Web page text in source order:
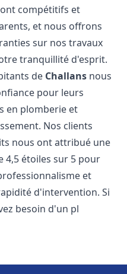
compétitifs et
et nous offrons
sur nos travaux
tranquillité d'esprit.
de Challans nous
pour leurs
en plomberie et
Nos clients
nous ont attribué une
4,5 étoiles sur 5 pour
et
d'intervention. Si
besoin d'un pl